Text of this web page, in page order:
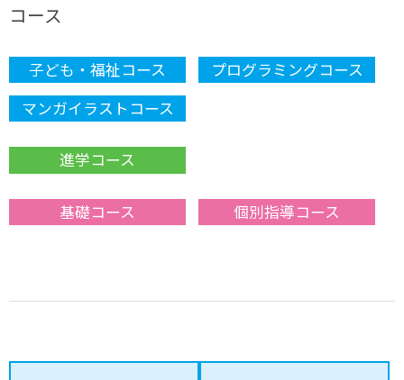
コース
子ども・福祉コース
プログラミングコース
マンガイラストコース
進学コース
基礎コース 個別指導コース